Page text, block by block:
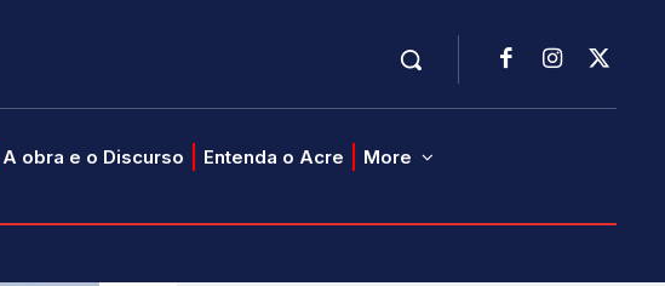
A obra e o Discurso Entenda o Acre More